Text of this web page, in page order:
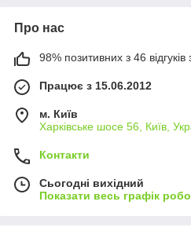
Про нас
98% позитивних з 46 відгуків
Працює з 15.06.2012
м. Київ
Харківське шосе 56, Київ,
Контакти
Сьогодні вихідний
Показати весь графік